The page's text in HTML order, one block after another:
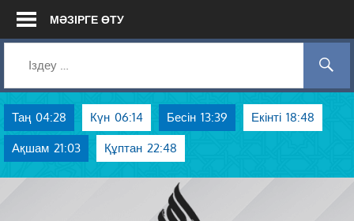
Skip
МӘЗІРГЕ ӨТУ
Таң 04:28 Күн 06:14 Бесін 13:39 Екінті 18:48
Ақшам 21:03 Құптан 22:48